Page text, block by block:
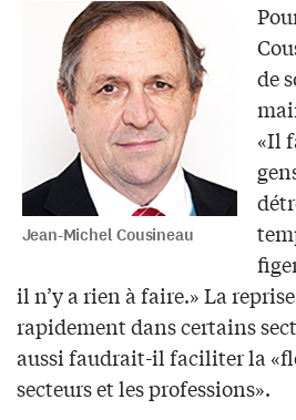
Jean-Michel Cousineau
de
«Il
il n’y a rien à faire.» La
rapidement dans certains
aussi faudrait-il faciliter la
secteurs et les professions».